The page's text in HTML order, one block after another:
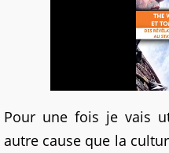
Pour une fois je vais
autre cause que la